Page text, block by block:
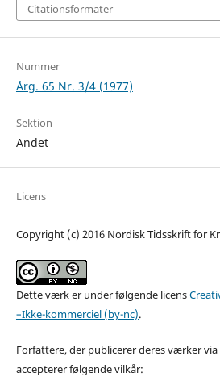
Citationsformater
Nummer
Årg. 65 Nr. 3/4 (1977)
Sektion
Andet
Licens
Copyright (c) 2016 Nordisk Tidsskrift for
Dette værk er under følgende licens
–Ikke-kommerciel (by-nc).
Forfattere, der publicerer deres værker
accepterer følgende vilkår: